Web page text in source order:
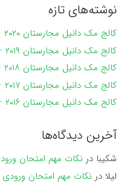
نوشته‌های تازه
کالج مک دانیل مجارستان ۲۰۲۰ – ۲۰۱۹
کالج مک دانیل مجارستان ۲۰۱۹ – ۲۰۱۸
کالج مک دانیل مجارستان ۲۰۱۸ – ۲۰۱۷
کالج مک دانیل مجارستان ۲۰۱۷ – ۲۰۱۶
کالج مک دانیل مجارستان ۲۰۱۶ – ۲۰۱۵
آخرین دیدگاه‌ها
شکیبا در نکات مهم امتحان
لیلا در نکات مهم امتحان